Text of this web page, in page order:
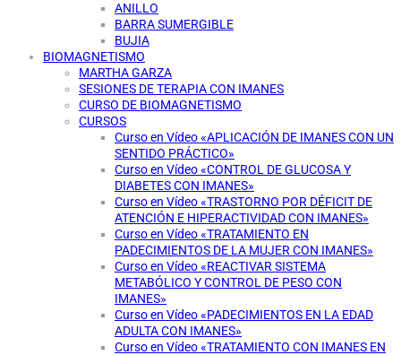
ANILLO
BARRA SUMERGIBLE
BUJIA
BIOMAGNETISMO
MARTHA GARZA
SESIONES DE TERAPIA CON IMANES
CURSO DE BIOMAGNETISMO
CURSOS
Curso en Vídeo «APLICACIÓN DE IMANES CON UN
SENTIDO PRÁCTICO»
Curso en Vídeo «CONTROL DE GLUCOSA Y
DIABETES CON IMANES»
Curso en Vídeo «TRASTORNO POR DÉFICIT DE
ATENCIÓN E HIPERACTIVIDAD CON IMANES»
Curso en Vídeo «TRATAMIENTO EN
PADECIMIENTOS DE LA MUJER CON IMANES»
Curso en Vídeo «REACTIVAR SISTEMA
METABÓLICO Y CONTROL DE PESO CON
IMANES»
Curso en Vídeo «PADECIMIENTOS EN LA EDAD
ADULTA CON IMANES»
Curso en Vídeo «TRATAMIENTO CON IMANES EN